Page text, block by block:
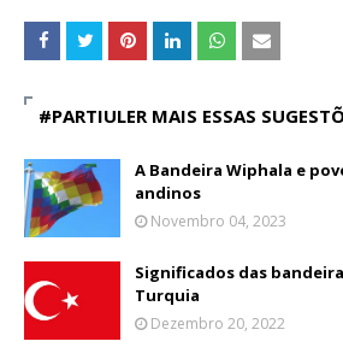
#PARTIULER MAIS ESSAS
A Bandeira Wiphala e
andinos
Novembro 04, 2023
Significados das
Turquia
Dezembro 20, 2022